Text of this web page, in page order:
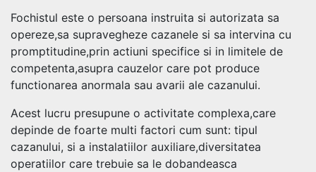
Fochistul este o persoana instruita si autorizata sa
opereze,sa supravegheze cazanele si sa intervina cu
promptitudine,prin actiuni specifice si in limitele de
competenta,asupra cauzelor care pot produce
functionarea anormala sau avarii ale cazanului.
Acest lucru presupune o activitate complexa,care
depinde de foarte multi factori cum sunt: tipul
cazanului, si a instalatiilor auxiliare,diversitatea
operatiilor care trebuie sa le dobandeasca